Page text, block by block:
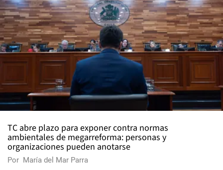
TC abre plazo para exponer contra normas
ambientales de megarreforma: personas y
organizaciones pueden anotarse
Por María del Mar Parra